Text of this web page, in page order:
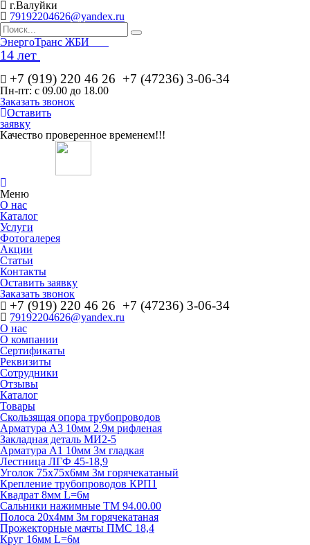
г.Валуйки
79192204626@yandex.ru
ЭнергоТранс ЖБИ
14 лет
+7 (919) 220 46 26 +7 (47236) 3-06-34
Пн-пт: с 09.00 до 18.00
Заказать звонок
Оставить
заявку
Качество проверенное временем!!!
Меню
О нас
Каталог
Услуги
Фотогалерея
Акции
Статьи
Контакты
Оставить заявку
Заказать звонок
+7 (919) 220 46 26 +7 (47236) 3-06-34
79192204626@yandex.ru
О нас
О компании
Сертификаты
Реквизиты
Сотрудники
Отзывы
Каталог
Товары
Скользящая опора трубопроводов
Арматура А3 10мм 2.9м рифленая
Закладная деталь МИ2-5
Арматура А1 10мм 3м гладкая
Лестница ЛГФ 45-18,9
Уголок 75х75х6мм 3м горячекатаный
Крепление трубопроводов КРП1
Квадрат 8мм L=6м
Сальники нажимные ТМ 94.00.00
Полоса 20х4мм 3м горячекатаная
Прожекторные мачты ПМС 18,4
Круг 16мм L=6м